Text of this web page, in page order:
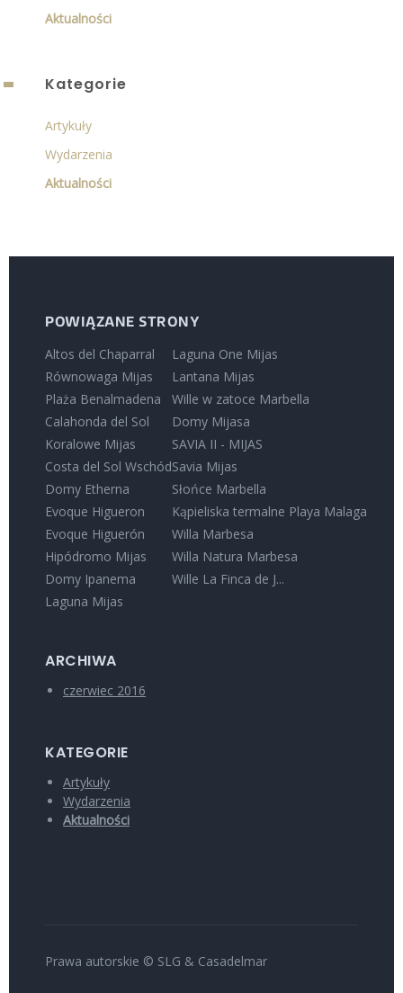
Aktualności
Kategorie
Artykuły
Wydarzenia
Aktualności
POWIĄZANE STRONY
Altos del Chaparral
Równowaga Mijas
Plaża Benalmadena
Calahonda del Sol
Koralowe Mijas
Costa del Sol Wschód
Domy Etherna
Evoque Higueron
Evoque Higuerón
Hipódromo Mijas
Domy Ipanema
Laguna Mijas
Laguna One Mijas
Lantana Mijas
Wille w zatoce Marbella
Domy Mijasa
SAVIA II - MIJAS
Savia Mijas
Słońce Marbella
Kąpieliska termalne Playa Malaga
Willa Marbesa
Willa Natura Marbesa
Wille La Finca de J...
ARCHIWA
czerwiec 2016
KATEGORIE
Artykuły
Wydarzenia
Aktualności
Prawa autorskie © SLG & Casadelmar